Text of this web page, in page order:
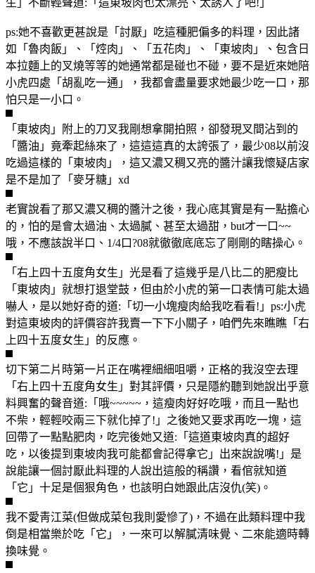
ps:她不喜歡更甚說是「討厭」吃這種肥偏多的料理，因此諸
如「魯肉飯」、「焢肉」、「五花肉」、「東坡肉」、包含日
本拉麵上的叉燒等等的她通常都是碰也不碰，要不是近來她陪
小虎四處「胡亂吃一通」，我都會盡量要求她最少吃一口，那
怕只是一小口。
「東坡肉」附上的刀叉我剛想拿開拍照，卻發現叉間沾到的
「醬油」竟牽起絲來了，這這這真的太誇張了，最少08以前沒
吃過這樣的「東坡肉」，這又濃又稠又亮的醬汁讓我懷疑店家
是不是加了「麥牙糖」xd
老實說看了那又濃又稠的醬汁之後，我心底其實是有一點擔心
的，怕的是會太過油、太過膩、甚至太過甜，but才一口~~
哦，不應該說半口、1/4口?08就徹徹底底忘了剛剛的瞎操心。
「右上四十五度角女生」光是看了這幾乎是八比二的肥瘦比
「東坡肉」就想打退堂鼓，但由於小虎的第一口表情可能太過
嚇人，是以她好奇的道:「切一小塊瘦肉給我吃看看!」ps:小虎
對這東坡肉的評價容許我賣一下下小關子，咱們先來瞧瞧「右
上四十五度女生」的反應。
切下第二片時第一片正在嘴裡細細咀嚼，正格的我沒空去理
「右上四十五度角女生」對其評價，只是隱約聽到她說出乎意
料興奮的聲音道:「哦~~~~~，這瘦肉好好吃哦，而且一點也
不柴，輕輕咬兩三下就化掉了!」之後她又要求再吃一塊，這
回帶了一點點肥肉，吃完後她又道:「這道東坡肉真的超好
吃，以後提到東坡肉我可能都會記得拿它」出來說說嘴!」是
說能讓一個討厭此料理的人說出這般的稱讚，看倌就知道
「它」十足是個狠角色，也該明白她跟此店沒仇(笑)。
我不愛靑江菜(但做成菜包我則愛慘了)，不過在此類料理中我
倒是相當樂於吃「它」，一來可以解膩清味覺、二來能適時轉
換味覺。